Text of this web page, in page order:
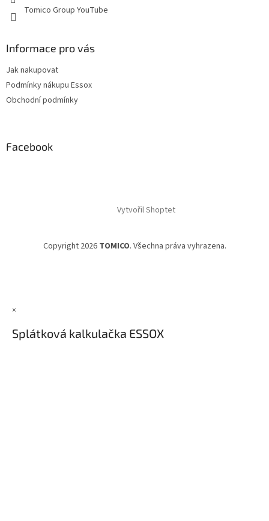
Tomico Group YouTube
Informace pro vás
Jak nakupovat
Podmínky nákupu Essox
Obchodní podmínky
Facebook
Vytvořil Shoptet
Copyright 2026 TOMICO. Všechna práva vyhrazena.
×
Splátková kalkulačka ESSOX